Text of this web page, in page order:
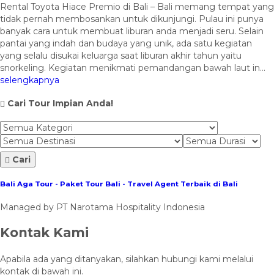
Rental Toyota Hiace Premio di Bali – Bali memang tempat yang
tidak pernah membosankan untuk dikunjungi. Pulau ini punya
banyak cara untuk membuat liburan anda menjadi seru. Selain
pantai yang indah dan budaya yang unik, ada satu kegiatan
yang selalu disukai keluarga saat liburan akhir tahun yaitu
snorkeling. Kegiatan menikmati pemandangan bawah laut in...
selengkapnya
Cari Tour Impian Anda!
Cari
Bali Aga Tour - Paket Tour Bali - Travel Agent Terbaik di Bali
Managed by PT Narotama Hospitality Indonesia
Kontak Kami
Apabila ada yang ditanyakan, silahkan hubungi kami melalui
kontak di bawah ini.